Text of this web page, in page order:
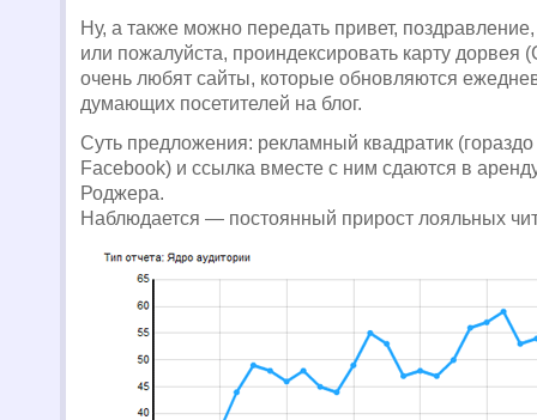
Ну, а также можно передать привет, поздравление,
или пожалуйста, проиндексировать карту дорвея
очень любят сайты, которые обновляются
думающих посетителей на блог.
Суть предложения: рекламный квадратик
Facebook) и ссылка вместе с ним сдаются в
Роджера.
Наблюдается — постоянный прирост лояльных